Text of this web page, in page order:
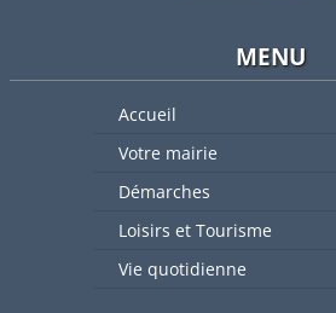
MENU
Accueil
Votre mairie
Démarches
Loisirs et Tourisme
Vie quotidienne